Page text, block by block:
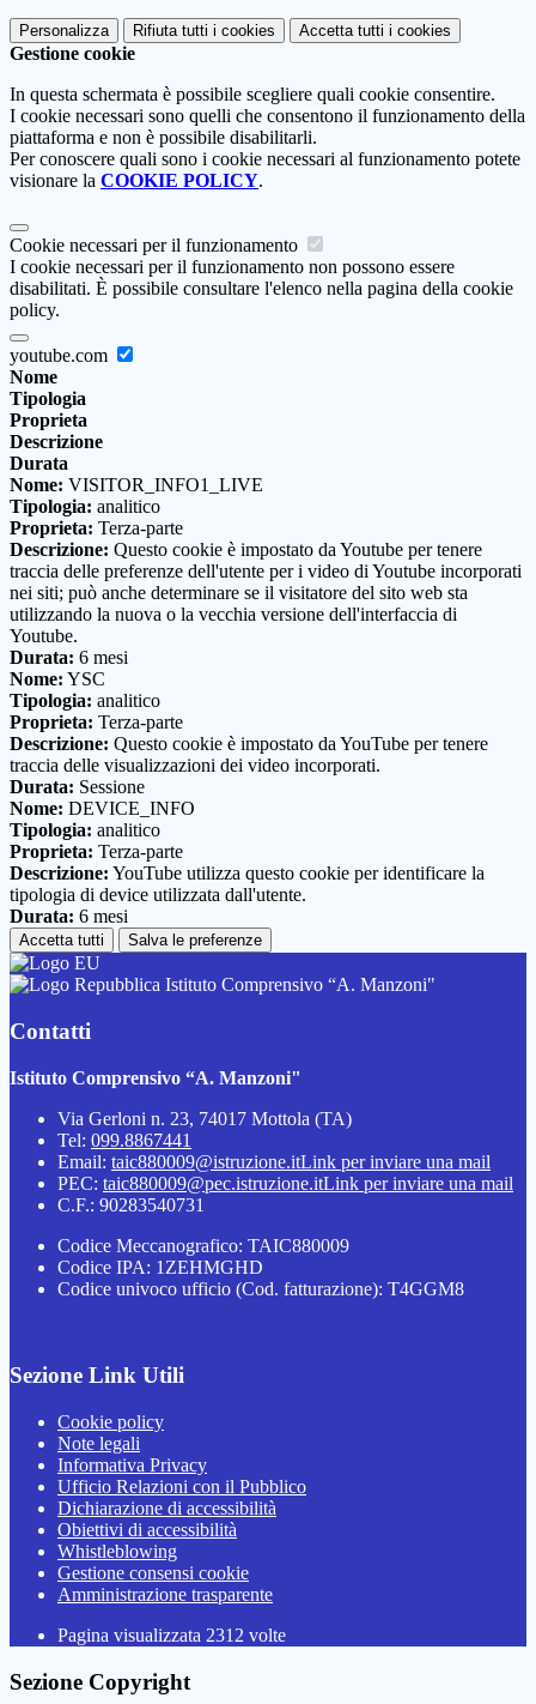
Personalizza Rifiuta tutti i cookies Accetta tutti i cookies
Gestione cookie
In questa schermata è possibile scegliere quali cookie consentire.
I cookie necessari sono quelli che consentono il funzionamento della
piattaforma e non è possibile disabilitarli.
Per conoscere quali sono i cookie necessari al funzionamento potete
visionare la COOKIE POLICY.
Cookie necessari per il funzionamento
I cookie necessari per il funzionamento non possono essere
disabilitati. È possibile consultare l'elenco nella pagina della cookie
policy.
youtube.com
Nome
Tipologia
Proprieta
Descrizione
Durata
Nome: VISITOR_INFO1_LIVE
Tipologia: analitico
Proprieta: Terza-parte
Descrizione: Questo cookie è impostato da Youtube per tenere
traccia delle preferenze dell'utente per i video di Youtube incorporati
nei siti; può anche determinare se il visitatore del sito web sta
utilizzando la nuova o la vecchia versione dell'interfaccia di
Youtube.
Durata: 6 mesi
Nome: YSC
Tipologia: analitico
Proprieta: Terza-parte
Descrizione: Questo cookie è impostato da YouTube per tenere
traccia delle visualizzazioni dei video incorporati.
Durata: Sessione
Nome: DEVICE_INFO
Tipologia: analitico
Proprieta: Terza-parte
Descrizione: YouTube utilizza questo cookie per identificare la
tipologia di device utilizzata dall'utente.
Durata: 6 mesi
Accetta tutti Salva le preferenze
Istituto Comprensivo “A. Manzoni"
Contatti
Istituto Comprensivo “A. Manzoni"
Via Gerloni n. 23, 74017 Mottola (TA)
Tel: 099.8867441
Email: taic880009@istruzione.itLink per inviare una mail
PEC: taic880009@pec.istruzione.itLink per inviare una mail
C.F.: 90283540731
Codice Meccanografico: TAIC880009
Codice IPA: 1ZEHMGHD
Codice univoco ufficio (Cod. fatturazione): T4GGM8
Sezione Link Utili
Cookie policy
Note legali
Informativa Privacy
Ufficio Relazioni con il Pubblico
Dichiarazione di accessibilità
Obiettivi di accessibilità
Whistleblowing
Gestione consensi cookie
Amministrazione trasparente
Pagina visualizzata 2312 volte
Sezione Copyright